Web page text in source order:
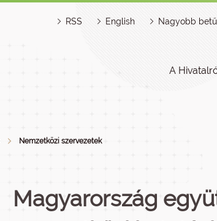
RSS English Nagyobb betű
A
Nemzetközi szervezetek
Magyarország